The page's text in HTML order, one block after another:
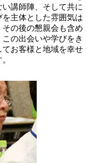
講師陣、そして共に
主体とした雰囲気は
の後の懇親会も含め
の出会いや学びをき
お客様と地域を幸せ